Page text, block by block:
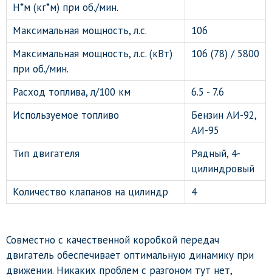
Н*м (кг*м) при об./мин.
Максимальная мощность, л.с.
106
Максимальная мощность, л.с. (кВт)
при об./мин.
106 (78) / 5800
Расход топлива, л/100 км
6.5 - 7.6
Используемое топливо
Бензин АИ-92,
АИ-95
Тип двигателя
Рядный, 4-
цилиндровый
Количество клапанов на цилиндр
4
Совместно с качественной коробкой передач
двигатель обеспечивает оптимальную динамику при
движении. Никаких проблем с разгоном тут нет,